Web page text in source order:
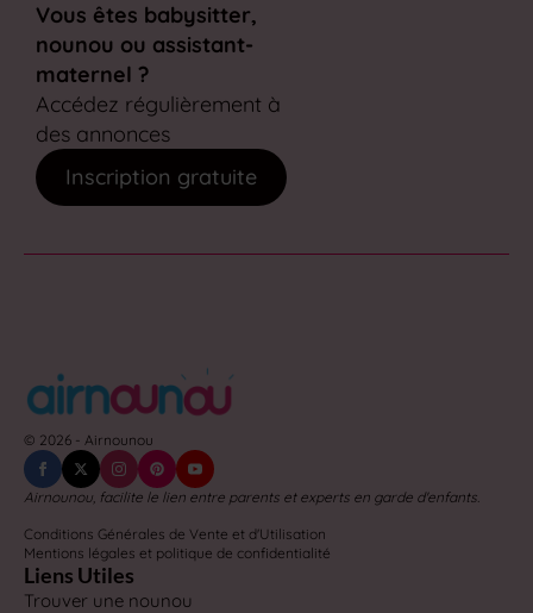
Vous êtes babysitter,
nounou ou assistant-
maternel ?
Accédez régulièrement à
des annonces
Inscription gratuite
© 2026 - Airnounou
Airnounou, facilite le lien entre parents et experts en garde d'enfants.
Conditions Générales de Vente et d'Utilisation
Mentions légales et politique de confidentialité
Liens Utiles
Trouver une nounou